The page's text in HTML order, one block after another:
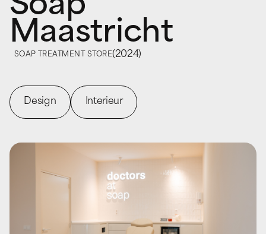
Soap
Maastricht
SOAP TREATMENT STORE(2024)
Design Interieur